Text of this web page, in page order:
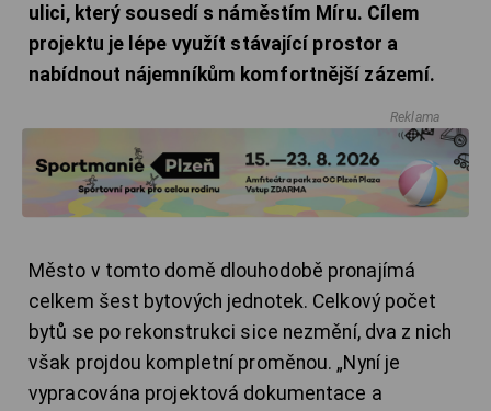
ulici, který sousedí s náměstím Míru. Cílem
projektu je lépe využít stávající prostor a
nabídnout nájemníkům komfortnější zázemí.
Reklama
Město v tomto domě dlouhodobě pronajímá
celkem šest bytových jednotek. Celkový počet
bytů se po rekonstrukci sice nezmění, dva z nich
však projdou kompletní proměnou. „Nyní je
vypracována projektová dokumentace a